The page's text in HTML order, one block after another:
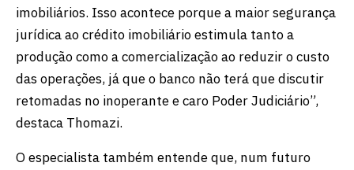
imobiliários. Isso acontece porque a maior segurança
jurídica ao crédito imobiliário estimula tanto a
produção como a comercialização ao reduzir o custo
das operações, já que o banco não terá que discutir
retomadas no inoperante e caro Poder Judiciário”,
destaca Thomazi.
O especialista também entende que, num futuro